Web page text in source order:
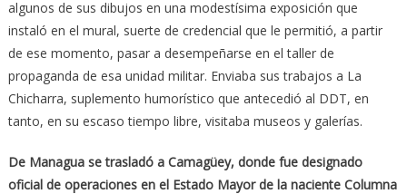
algunos de sus dibujos en una modestísima exposición que
instaló en el mural, suerte de credencial que le permitió, a partir
de ese momento, pasar a desempeñarse en el taller de
propaganda de esa unidad militar. Enviaba sus trabajos a La
Chicharra, suplemento humorístico que antecedió al DDT, en
tanto, en su escaso tiempo libre, visitaba museos y galerías.
De Managua se trasladó a Camagüey, donde fue designado
oficial de operaciones en el Estado Mayor de la naciente Columna